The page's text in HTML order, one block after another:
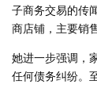
子商务交易的传
商店铺，主要销
她进一步强调，
任何债务纠纷。